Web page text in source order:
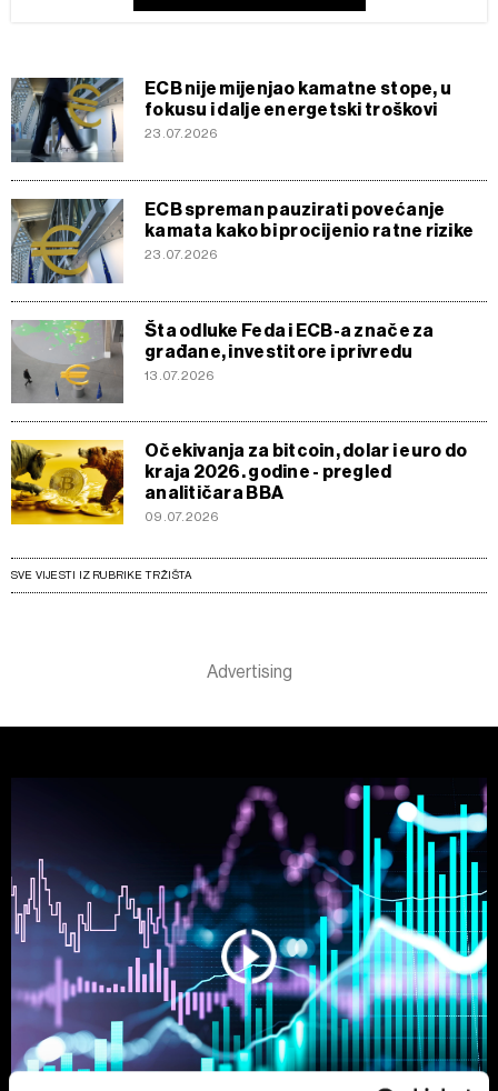
ECB nije mijenjao kamatne stope, u
fokusu i dalje energetski troškovi
23.07.2026
ECB spreman pauzirati povećanje
kamata kako bi procijenio ratne rizike
23.07.2026
Šta odluke Feda i ECB-a znače za
građane, investitore i privredu
13.07.2026
Očekivanja za bitcoin, dolar i euro do
kraja 2026. godine - pregled
analitičara BBA
09.07.2026
SVE VIJESTI IZ RUBRIKE TRŽIŠTA